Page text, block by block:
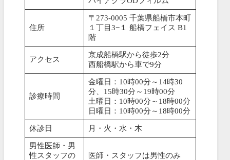
住所
〒273-0005 千葉県船橋市本町
１丁目3−１ 船橋フェイス B1
階
アクセス
京成船橋駅から徒歩2分
西船橋駅から車で9分
診療時間
金曜日：10時00分～14時30
分、15時30分～19時00分
土曜日：10時00分～18時00分
日曜日：10時00分～18時00分
休診日 月・火・水・木
男性医師・男
性スタッフの
医師・スタッフは男性のみ